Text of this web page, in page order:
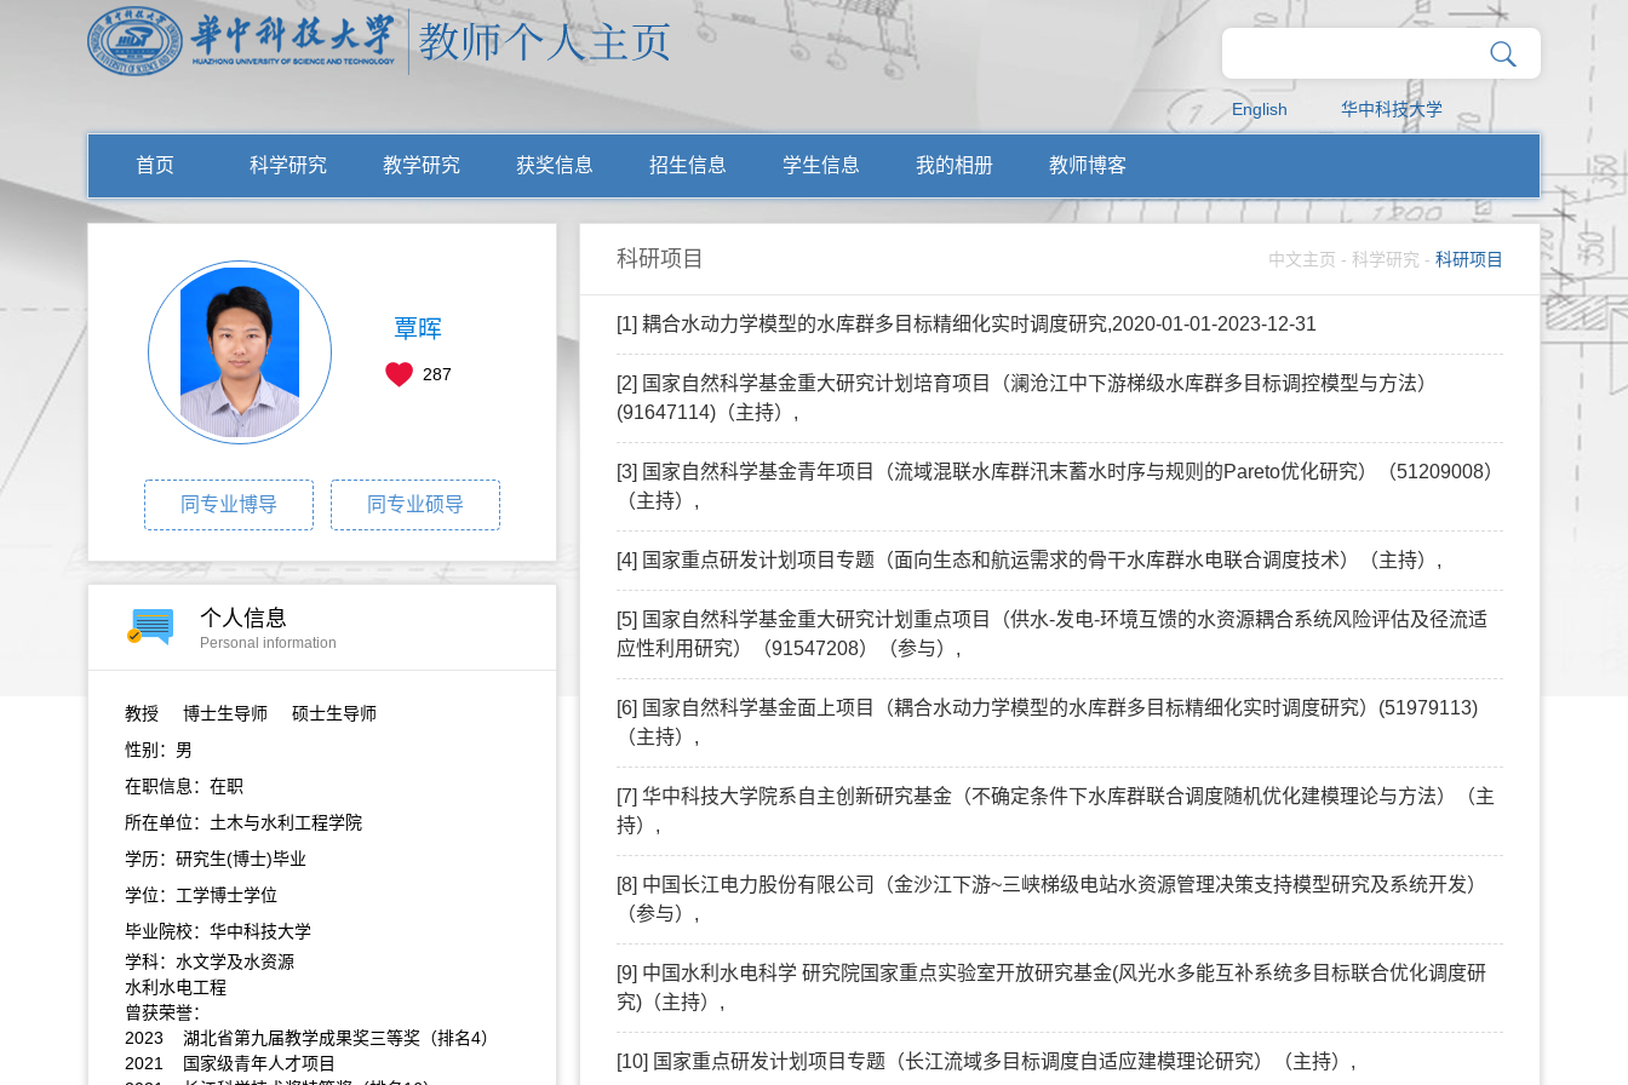
English 华中科技大学
首页 科学研究 教学研究 获奖信息 招生信息 学生信息 我的相册 教师博客
覃晖
287
同专业博导 同专业硕导
个人信息
Personal information
教授
博士生导师 硕士生导师
性别：男
在职信息：在职
所在单位：土木与水利工程学院
学历：研究生(博士)毕业
学位：工学博士学位
毕业院校：华中科技大学
学科：水文学及水资源
水利水电工程
曾获荣誉：
2023 湖北省第九届教学成果奖三等奖（排名4）
2021 国家级青年人才项目
科研项目 中文主页 - 科学研究 - 科研项目
[1] 耦合水动力学模型的水库群多目标精细化实时调度研究,2020-01-01-2023-12-31
[2] 国家自然科学基金重大研究计划培育项目（澜沧江中下游梯级水库群多目标调控模型与方法）
(91647114)（主持）,
[3] 国家自然科学基金青年项目（流域混联水库群汛末蓄水时序与规则的Pareto优化研究）（51209008）
（主持）,
[4] 国家重点研发计划项目专题（面向生态和航运需求的骨干水库群水电联合调度技术）（主持）,
[5] 国家自然科学基金重大研究计划重点项目（供水-发电-环境互馈的水资源耦合系统风险评估及径流适
应性利用研究）（91547208）（参与）,
[6] 国家自然科学基金面上项目（耦合水动力学模型的水库群多目标精细化实时调度研究）(51979113)
（主持）,
[7] 华中科技大学院系自主创新研究基金（不确定条件下水库群联合调度随机优化建模理论与方法）（主
持）,
[8] 中国长江电力股份有限公司（金沙江下游~三峡梯级电站水资源管理决策支持模型研究及系统开发）
（参与）,
[9] 中国水利水电科学 研究院国家重点实验室开放研究基金(风光水多能互补系统多目标联合优化调度研
究)（主持）,
[10] 国家重点研发计划项目专题（长江流域多目标调度自适应建模理论研究）（主持）,